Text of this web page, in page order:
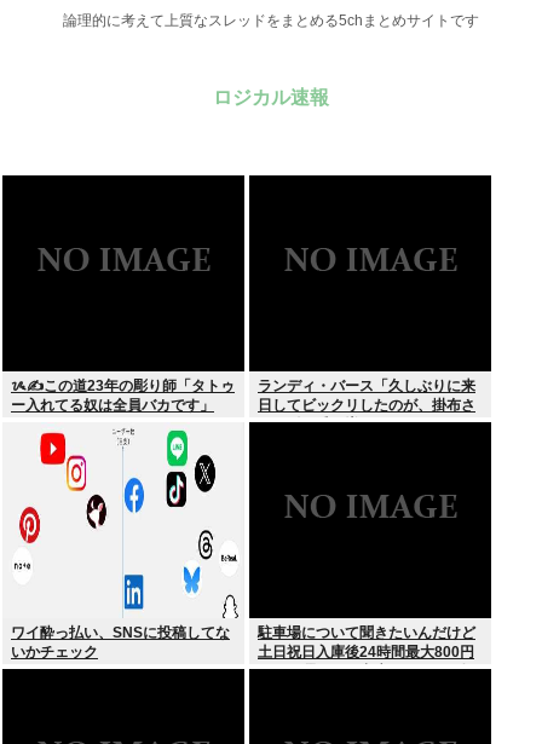
論理的に考えて上質なスレッドをまとめる5chまとめサイトです
ロジカル速報
ᝰ✍この道23年の彫り師「タトゥ
ー入れてる奴は全員バカです」
ランディ・バース「久しぶりに来
日してビックリしたのが、掛布さ
んの髪の毛が増えていた。岡田さ
ワイ酔っ払い、SNSに投稿してな
いかチェック
駐車場について聞きたいんだけど
土日祝日入庫後24時間最大800円
って日曜いれて出庫日が平日の場